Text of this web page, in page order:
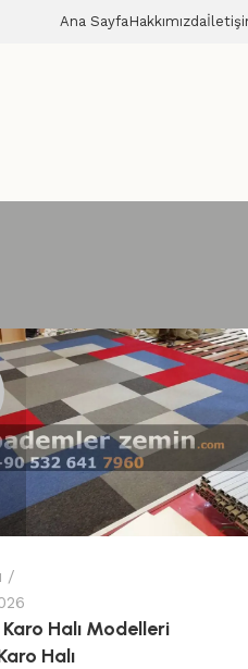
Ana SayfaHakkımızda
Halı Modelleri
Halı